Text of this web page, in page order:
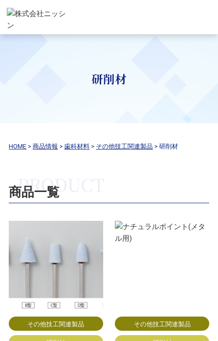
研削材
HOME >商品情報 >歯科材料 > その他技工関連製品 >研削材
商品一覧
その他技工関連製品 その他技工関連製品